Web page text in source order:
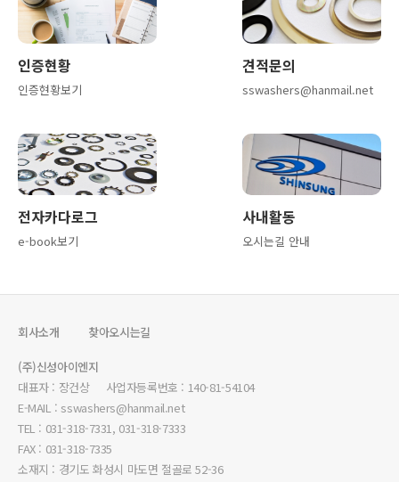
인증현황
인증현황보기
견적문의
sswashers@hanmail.net
전자카다로그
e-book보기
사내활동
오시는길 안내
회사소개 찾아오시는길
(주)신성아이엔지
대표자 : 장건상 사업자등록번호 : 140-81-54104
E-MAIL : sswashers@hanmail.net
TEL : 031-318-7331, 031-318-7333
FAX : 031-318-7335
소재지 : 경기도 화성시 마도면 절골로 52-36